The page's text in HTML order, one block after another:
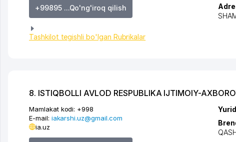
+99895 ...Qo'ng'iroq qilish
Tashkilot tegishli bo'lgan Rubrikalar
8. ISTIQBOLLI AVLOD RESPUBLIKA IJTIMOIY-
Mamlakat kodi: +998
E-mail: iakarshi.uz@gmail.com
ia.uz